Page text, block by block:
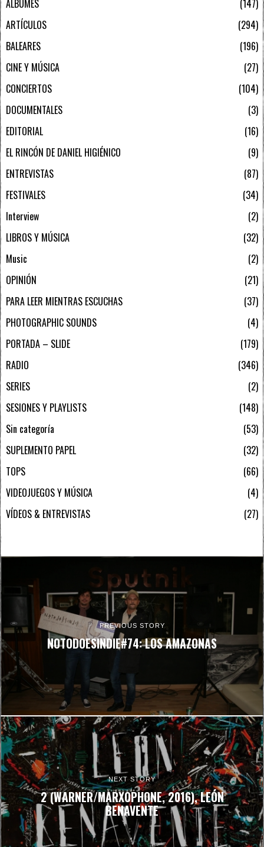
ÁLBUMES
147
ARTÍCULOS
294
BALEARES
196
CINE Y MÚSICA
27
CONCIERTOS
104
DOCUMENTALES
3
EDITORIAL
16
EL RINCÓN DE DANIEL HIGIÉNICO
9
ENTREVISTAS
87
FESTIVALES
34
Interview
2
LIBROS Y MÚSICA
32
Music
2
OPINIÓN
21
PARA LEER MIENTRAS ESCUCHAS
37
PHOTOGRAPHIC SOUNDS
4
PORTADA – SLIDE
179
RADIO
346
SERIES
2
SESIONES Y PLAYLISTS
148
Sin categoría
53
SUPLEMENTO PAPEL
32
TOPS
66
VIDEOJUEGOS Y MÚSICA
4
VÍDEOS & ENTREVISTAS
27
PREVIOUS STORY
NOTODOESINDIE#74: LOS AMAZONAS
NEXT STORY
2 (WARNER/MARXOPHONE, 2016), LEÓN
BENAVENTE